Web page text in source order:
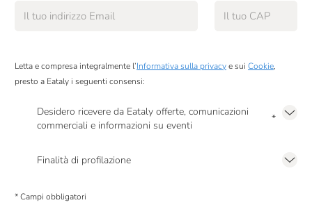
Letta e compresa integralmente l’Informativa sulla privacye sui Cookie,
presto a Eataly i seguenti consensi:
Desidero ricevere da Eataly offerte, comunicazioni
commerciali e informazioni su eventi
*
Finalità di profilazione
comunicazioni commerciali personalizzate, in caso di consenso prestato ai
* Campi obbligatori